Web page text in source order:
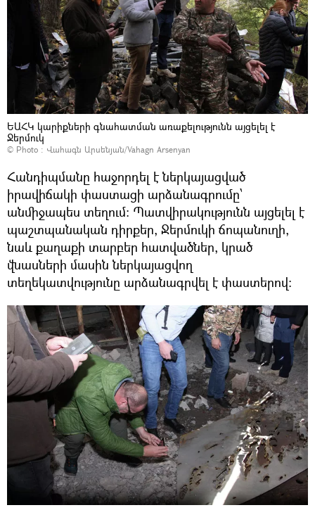
ԵԱՀԿ կարիքների գնահատման առաքելությունն այցելել է
Ջերմուկ
© Photo : Վահագն Արսենյան/Vahagn Arsenyan
Հանդիպմանը հաջորդել է ներկայացված
իրավիճակի փաստացի արձանագրումը՝
անմիջապես տեղում։ Պատվիրակությունն այցելել է
պաշտպանական դիրքեր, Ջերմուկի ճոպանուղի,
նաև քաղաքի տարբեր հատվածներ, կրած
վնասների մասին ներկայացվող
տեղեկատվությունը արձանագրվել է փաստերով։